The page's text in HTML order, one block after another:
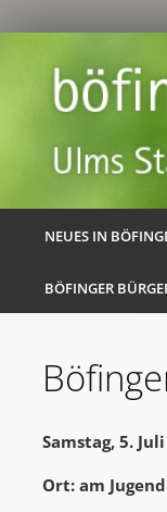
NEUES IN
BÖFINGER
Samstag, 5.
Ort: am